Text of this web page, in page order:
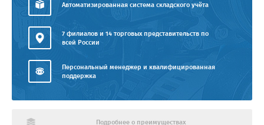
Автоматизированная система складского учёта
7 филиалов и 14 торговых представительств по
всей России
Персональный менеджер и квалифицированная
поддержка
Подробнее о преимуществах